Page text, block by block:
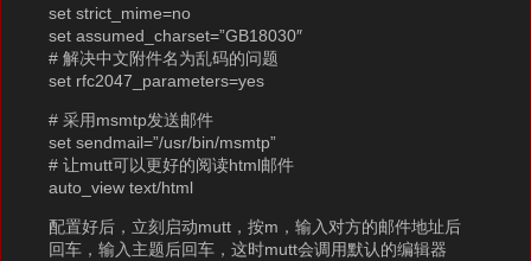
set strict_mime=no
set assumed_charset=”GB18030″
# 解决中文附件名为乱码的问题
set rfc2047_parameters=yes
# 采用msmtp发送邮件
set sendmail=”/usr/bin/msmtp”
# 让mutt可以更好的阅读html邮件
auto_view text/html
配置好后，立刻启动mutt，按m，输入对方的邮件地址后
回车，输入主题后回车，这时mutt会调用默认的编辑器